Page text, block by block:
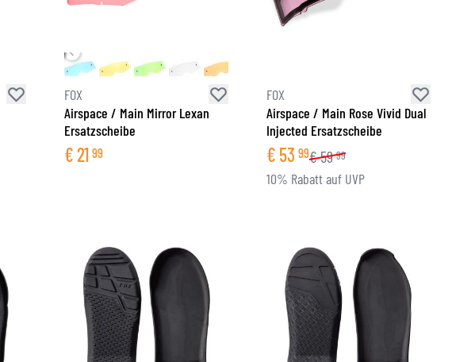
HELMFUTTER
TASCHEN
SCHUHWAREN
RÖCKE & KLEIDER
FOX
Airspace / Main Mirror Lexan
Ersatzscheibe
€21 99
FOX
Airspace / Main Rose Vivid Dual
Injected Ersatzscheibe
€ 53 99€59 99
10% Rabatt auf UVP